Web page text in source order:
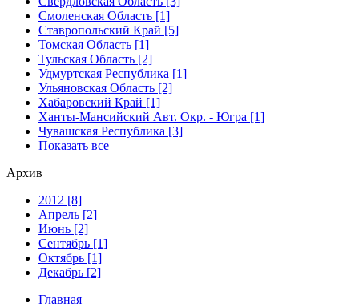
Смоленская Область [1]
Ставропольский Край [5]
Томская Область [1]
Тульская Область [2]
Удмуртская Республика [1]
Ульяновская Область [2]
Хабаровский Край [1]
Ханты-Мансийский Авт. Окр. - Югра [1]
Чувашская Республика [3]
Показать все
Архив
2012 [8]
Апрель [2]
Июнь [2]
Сентябрь [1]
Октябрь [1]
Декабрь [2]
Главная